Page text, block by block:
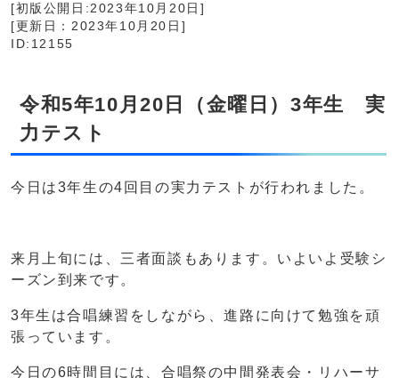
[初版公開日:2023年10月20日]
[更新日：2023年10月20日]
ID:12155
令和5年10月20日（金曜日）3年生 実
力テスト
今日は3年生の4回目の実力テストが行われました。
来月上旬には、三者面談もあります。いよいよ受験シ
ーズン到来です。
3年生は合唱練習をしながら、進路に向けて勉強を頑
張っています。
今日の6時間目には、合唱祭の中間発表会・リハーサ